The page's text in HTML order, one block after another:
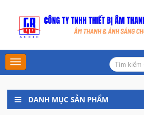
Main
Menu
DANH MỤC SẢN PHẨM